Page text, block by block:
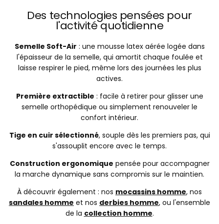
Des technologies pensées pour
l'activité quotidienne
Semelle Soft-Air : une mousse latex aérée logée dans
l'épaisseur de la semelle, qui amortit chaque foulée et
laisse respirer le pied, même lors des journées les plus
actives.
Première extractible : facile à retirer pour glisser une
semelle orthopédique ou simplement renouveler le
confort intérieur.
Tige en cuir sélectionné, souple dès les premiers pas, qui
s'assouplit encore avec le temps.
Construction ergonomique pensée pour accompagner
la marche dynamique sans compromis sur le maintien.
À découvrir également : nos mocassins homme, nos
sandales homme et nos derbies homme, ou l'ensemble
de la collection homme.